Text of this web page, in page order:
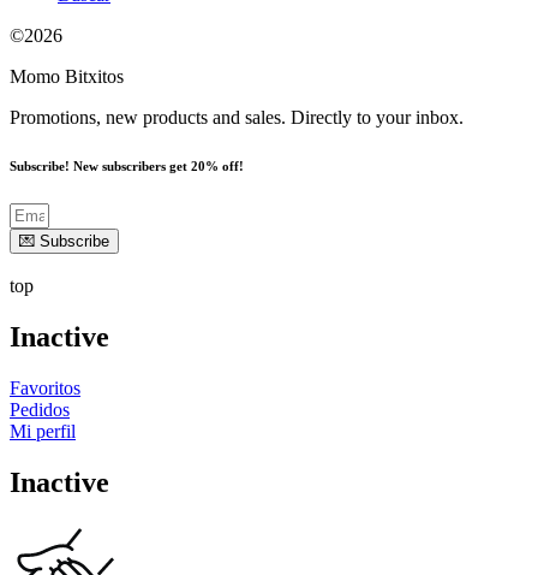
©2026
Momo Bitxitos
Promotions, new products and sales. Directly to your inbox.
Subscribe! New subscribers get 20% off!
💌 Subscribe
top
Inactive
Favoritos
Pedidos
Mi perfil
Inactive